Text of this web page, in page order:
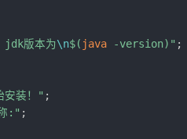
jdk版本为\n$( java -version) " ;
安装！" ;
:" ;